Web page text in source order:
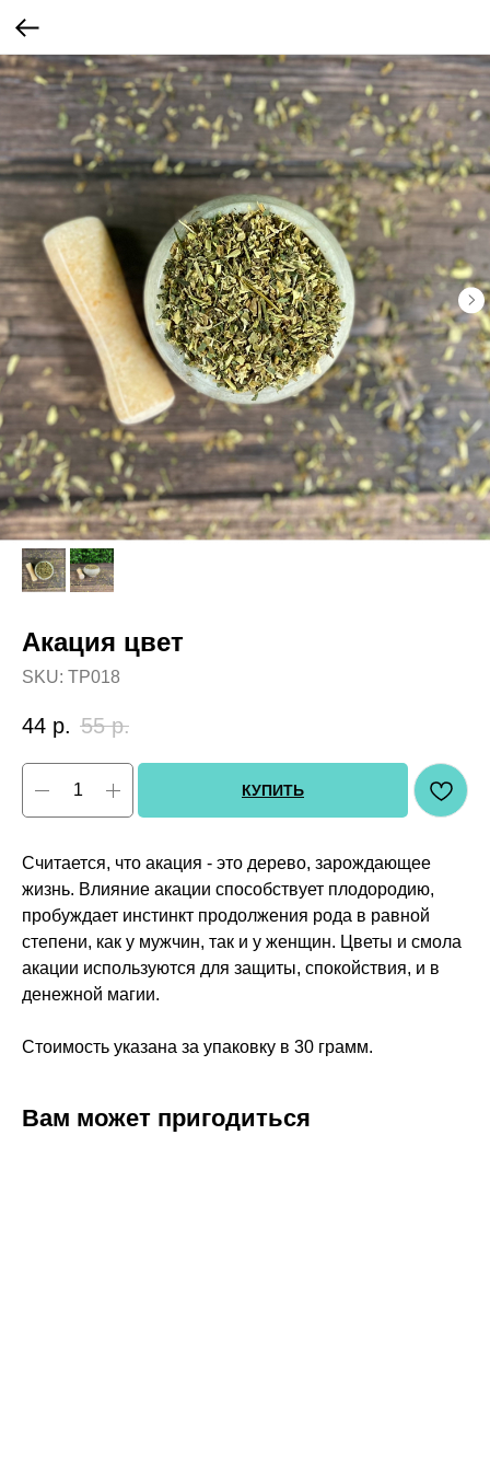
Акация цвет
SKU: ТР018
44 р. 55 р.
КУПИТЬ
Считается, что акация - это дерево, зарождающее
жизнь. Влияние акации способствует плодородию,
пробуждает инстинкт продолжения рода в равной
степени, как у мужчин, так и у женщин. Цветы и смола
акации используются для защиты, спокойствия, и в
денежной магии.
Стоимость указана за упаковку в 30 грамм.
Вам может пригодиться